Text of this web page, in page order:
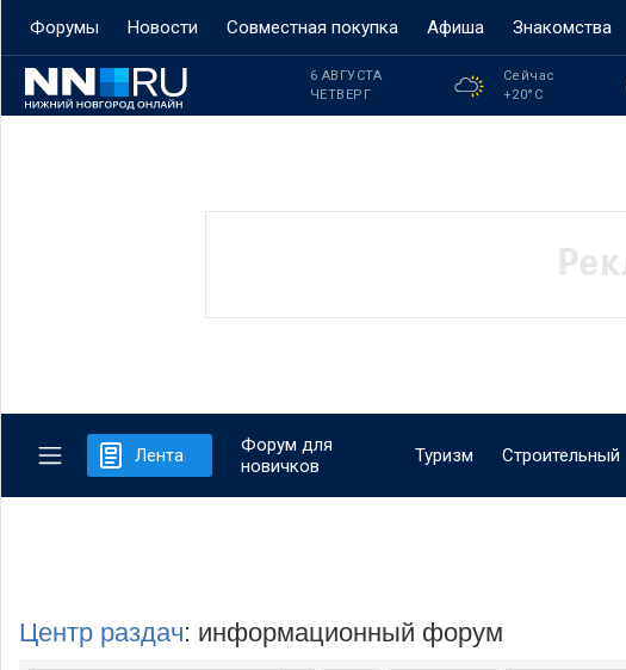
Форумы Новости Совместная покупка Афиша Знакомства
6 АВГУСТА
ЧЕТВЕРГ
Сейчас
+20°C
Лента
Форум для
новичков
Туризм Строительный
Центр раздач: информационный форум